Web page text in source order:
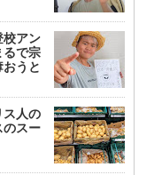
校アン
るで宗
うと
ス人の
スー